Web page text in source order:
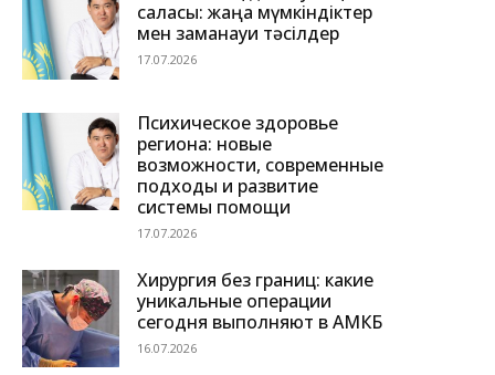
саласы: жаңа мүмкіндіктер
мен заманауи тәсілдер
17.07.2026
Психическое здоровье
региона: новые
возможности, современные
подходы и развитие
системы помощи
17.07.2026
Хирургия без границ: какие
уникальные операции
сегодня выполняют в АМКБ
16.07.2026